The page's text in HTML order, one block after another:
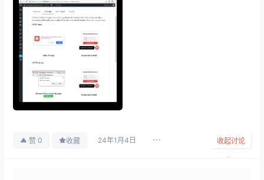
赞 0 收藏 24年1月4日 收起讨论